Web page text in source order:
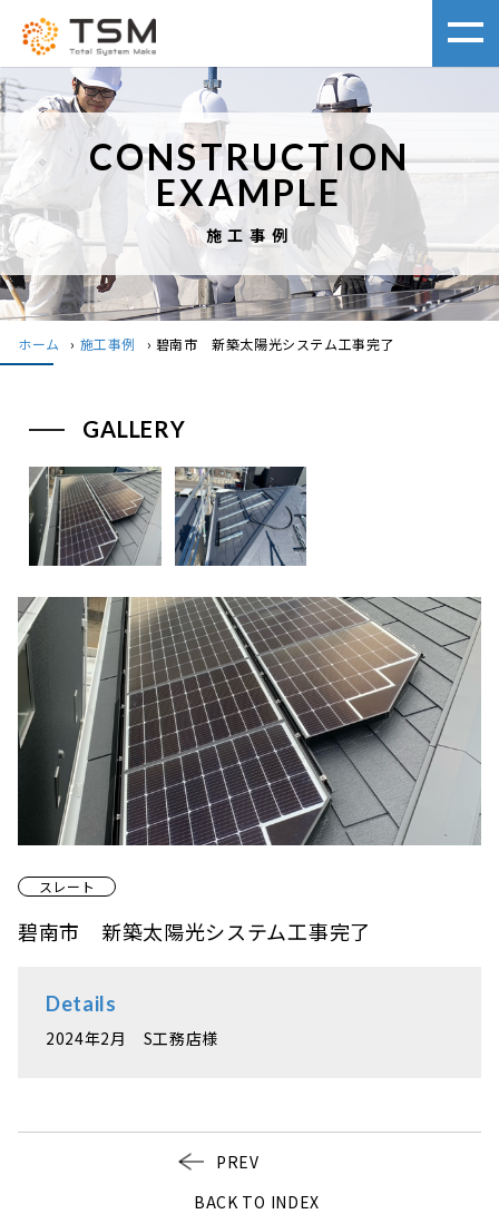
CONSTRUCTION
EXAMPLE
施工事例
ホーム › 施工事例 › 碧南市 新築太陽光システム工事完了
スレート
碧南市 新築太陽光システム工事完了
Details
2024年2月 S工務店様
GALLERY
PREV
BACK TO INDEX